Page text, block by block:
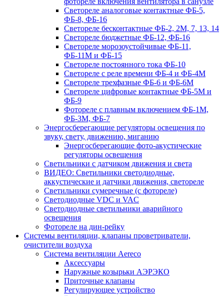
Светореле аналоговые контактные ФБ-5,
ФБ-8, ФБ-16
Светореле бесконтактные ФБ-2, 2М, 7, 13, 14
Светореле бюджетные ФБ-12, ФБ-16
Светореле морозоустойчивые ФБ-11,
ФБ-11М и ФБ-15
Светореле постоянного тока ФБ-10
Светореле с реле времени ФБ-4 и ФБ-4М
Светореле трехфазные ФБ-6 и ФБ-6М
Светореле цифровые контактные ФБ-5М и
ФБ-9
Фотореле с плавным включением ФБ-1М,
ФБ-3М, ФБ-7
Энергосберегающие регуляторы освещения по
звуку, свету, движению, миганию
Энергосберегающие фото-акустические
регуляторы освещения
Светильники с датчиком движения и света
ВИДЕО: Светильники светодиодные,
аккустические и датчики движения, светореле
Светильники сумеречные (с фотореле)
Светодиодные VDC и VAC
Светодиодные светильники аварийного
освещения
Фотореле на дин-рейку
Системы вентиляции, клапаны проветриватели,
очистители воздуха
Система вентиляции Aereco
Аксессуары
Наружные козырьки АЭРЭКО
Приточные клапаны
Регулирующее устройство